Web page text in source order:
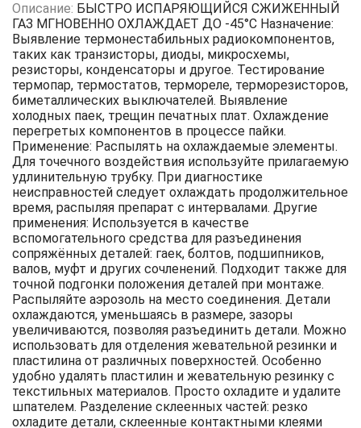
Описание: БЫСТРО ИСПАРЯЮЩИЙСЯ СЖИЖЕННЫЙ
ГАЗ МГНОВЕННО ОХЛАЖДАЕТ ДО -45°С Назначение:
Выявление термонестабильных радиокомпонентов,
таких как транзисторы, диоды, микросхемы,
резисторы, конденсаторы и другое. Тестирование
термопар, термостатов, термореле, терморезисторов,
биметаллических выключателей. Выявление
холодных паек, трещин печатных плат. Охлаждение
перегретых компонентов в процессе пайки.
Применение: Распылять на охлаждаемые элементы.
Для точечного воздействия используйте прилагаемую
удлинительную трубку. При диагностике
неисправностей следует охлаждать продолжительное
время, распыляя препарат с интервалами. Другие
применения: Используется в качестве
вспомогательного средства для разъединения
сопряжённых деталей: гаек, болтов, подшипников,
валов, муфт и других сочленений. Подходит также для
точной подгонки положения деталей при монтаже.
Распыляйте аэрозоль на место соединения. Детали
охлаждаются, уменьшаясь в размере, зазоры
увеличиваются, позволяя разъединить детали. Можно
использовать для отделения жевательной резинки и
пластилина от различных поверхностей. Особенно
удобно удалять пластилин и жевательную резинку с
текстильных материалов. Просто охладите и удалите
шпателем. Разделение склеенных частей: резко
охладите детали, склеенные контактными клеями